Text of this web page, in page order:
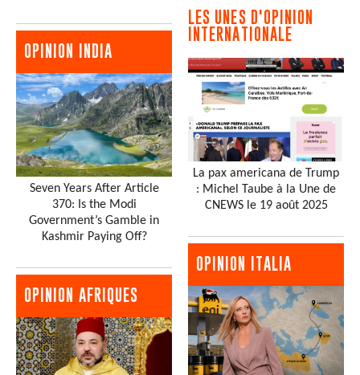
OPINION INDIA
Seven Years After Article
370: Is the Modi
Government’s Gamble in
Kashmir Paying Off?
OPINION AFRIQUES
LES UNES D'OPINION
INTERNATIONALE
La pax americana de Trump
: Michel Taube à la Une de
CNEWS le 19 août 2025
OPINION ITALIA